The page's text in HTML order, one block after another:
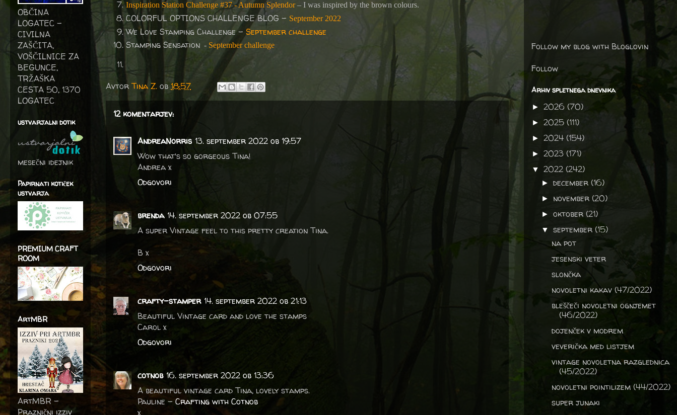
Inspiration Station Challenge #37 - Autumn Splendor– I was inspired by the brown colours.
COLORFUL OPTIONS CHALLENGE BLOG - September 2022
We Love Stamping Challenge - September challenge
Stamping Sensation - September challenge
AvtorTina Z. ob 18:57
12 komentarjev:
AndreaNorris 13. september 2022 ob 19:57
Wow that's so gorgeous Tina!
Andrea x
Odgovori
brenda 14. september 2022 ob 07:55
A super Vintage feel to this pretty creation Tina.
B x
Odgovori
crafty-stamper 14. september 2022 ob 21:13
Beautiful Vintage card and love the stamps
Carol x
Odgovori
cotnob 16. september 2022 ob 13:36
A beautiful vintage card Tina, lovely stamps.
Pauline - Crafting with Cotnob
x
OBČINA
LOGATEC -
CIVILNA
ZAŠČITA,
VOŠČILNICE ZA
BEGUNCE,
TRŽAŠKA
CESTA 50, 1370
LOGATEC
ustvarjalni dotik
mesečni idejnik
Papirnati kotiček
ustvarja
PREMIUM CRAFT
ROOM
ArtMBR
ArtMBR -
Praznični izziv
Follow my blog with Bloglovin
Follow
Arhiv spletnega dnevnika
► 2026 (70)
► 2025 (111)
► 2024 (154)
► 2023 (171)
▼ 2022 (242)
►december(16)
► november(20)
►oktober(21)
▼september(15)
na pot
jesenski veter
slončka
novoletni kakav (47/2022)
bleščeči novoletni ognjemet
(46/2022)
dojenček v modrem
veverička med listjem
vintage novoletna razglednica
(45/2022)
novoletni pointilizem (44/2022)
super junaki